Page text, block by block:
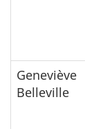
Geneviève
Belleville